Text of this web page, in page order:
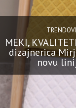
MEKI,
dizajnerica
novu